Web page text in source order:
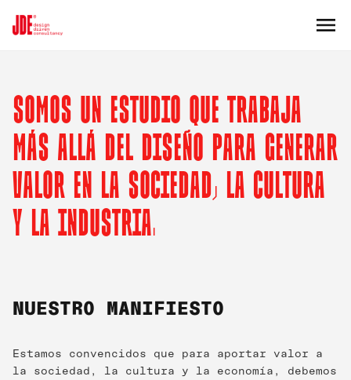
SOMOS UN ESTUDIO QUE TRABAJA
MÁS ALLÁ DEL DISEÑO PARA GENERAR
VALOR EN LA SOCIEDAD, LA CULTURA
Y LA INDUSTRIA.
NUESTRO MANIFIESTO
Estamos convencidos que para aportar valor a
la sociedad, la cultura y la economía, debemos